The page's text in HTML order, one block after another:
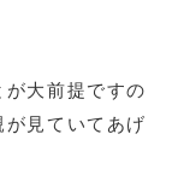
大前提ですの
見ていてあげ